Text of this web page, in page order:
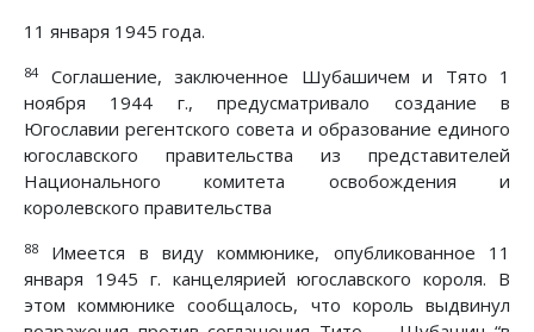
11 января 1945 года.
84Соглашение, заключенное Шубашичем и Тято 1
ноября 1944 г., предусматривало создание в
Югославии регентского совета и образование единого
югославского правительства из представителей
Национального комитета освобождения и
королевского правительства
88
Имеется в виду коммюнике, опубликованное 11
января 1945 г. канцелярией югославского короля. В
этом коммюнике сообщалось, что король выдвинул